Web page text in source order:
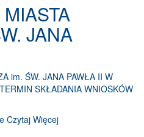
JANA
im. ŚW. JANA PAWŁA II W
SKŁADANIA WNIOSKÓW
Czytaj Więcej